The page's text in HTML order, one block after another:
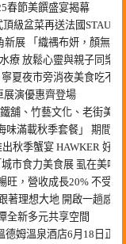
春節美饌盛宴揭幕
級盆菜再送法國STAUB
展 「織禑布妍，顏無不
療 放鬆心靈與親子同樂
夏夜市旁消夜美食吃不
展演優惠齊登場
舖、竹藝文化、老街美
味滿載秋季套餐」 期間
秋季蟹宴 HAWKER 好
市食力美食展 虱在美味
旺，營收成長20% 不受
著理想大地 開啟一趟感
全新多元共享空間
德姆溫泉酒店6月18日正